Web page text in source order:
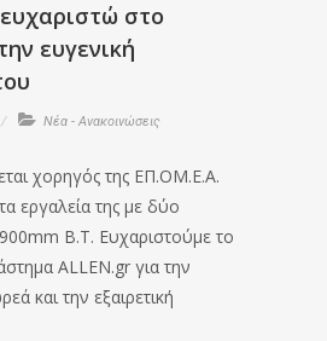
στο
ευγενική
Νέα - Ανακοινώσεις
χορηγός της ΕΠ.ΟΜ.Ε.Α.
εργαλεία της με δύο
Β.Τ. Ευχαριστούμε το
ALLEN.gr για την
και την εξαιρετική